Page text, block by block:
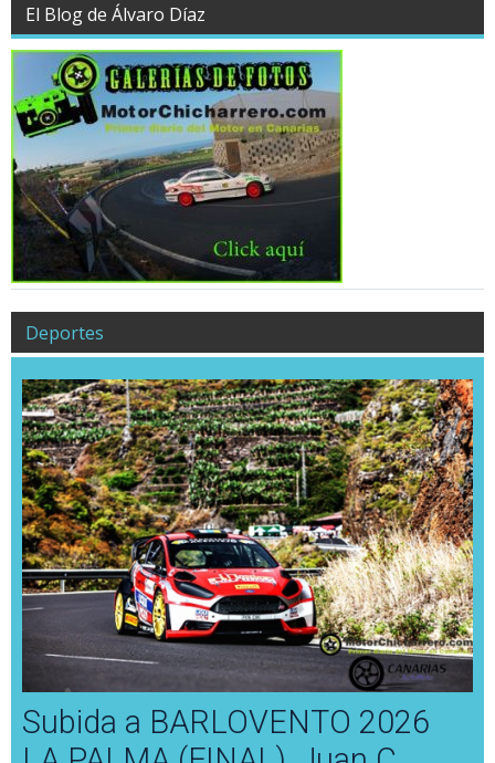
El Blog de Álvaro Díaz
Deportes
Subida a BARLOVENTO 2026